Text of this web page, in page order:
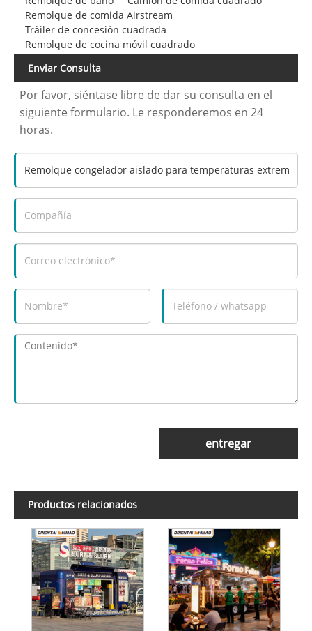
Remolque de comida Airstream
Tráiler de concesión cuadrada
Remolque de cocina móvil cuadrado
Enviar Consulta
Por favor, siéntase libre de dar su consulta en el
siguiente formulario. Le responderemos en 24
horas.
entregar
Productos relacionados